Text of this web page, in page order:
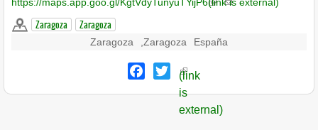
Zaragoza Zaragoza
Zaragoza Zaragoza España
Facebook
Twitter
(link
is
external)